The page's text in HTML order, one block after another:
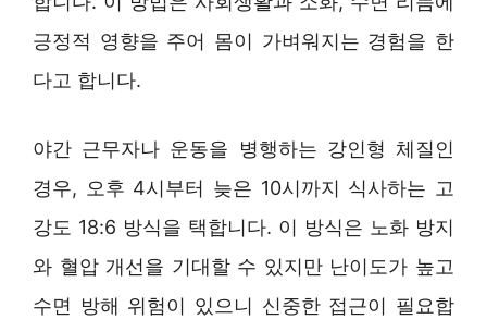
긍정적 영향을 주어 몸이 가벼워지는 경험을 한
다고 합니다.
야간 근무자나 운동을 병행하는 강인형 체질인
경우, 오후 4시부터 늦은 10시까지 식사하는 고
강도 18:6 방식을 택합니다. 이 방식은 노화 방지
와 혈압 개선을 기대할 수 있지만 난이도가 높고
수면 방해 위험이 있으니 신중한 접근이 필요합